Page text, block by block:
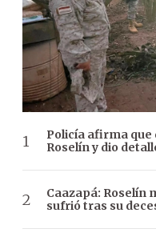
Policía afirma que
Roselín y dio
Caazapá: Roselín
sufrió tras su